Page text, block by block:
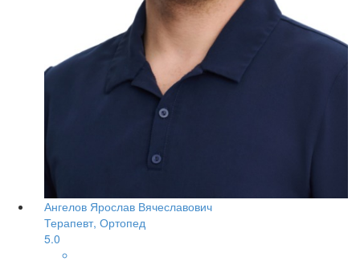
Ангелов Ярослав Вячеславович
Терапевт, Ортопед
5.0